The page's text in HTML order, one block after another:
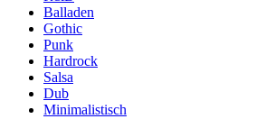
Balladen
Gothic
Punk
Hardrock
Salsa
Dub
Minimalistisch